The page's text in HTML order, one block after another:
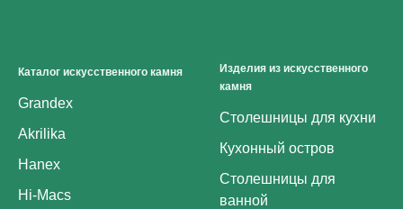
Каталог искусственного камня
Grandex
Akrilika
Hanex
Hi-Macs
Изделия из искусственного
камня
Столешницы для кухни
Кухонный остров
Столешницы для
ванной